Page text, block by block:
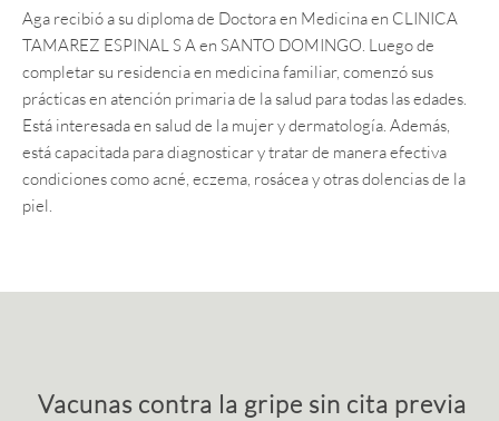
Aga recibió a su diploma de Doctora en Medicina en CLINICA
TAMAREZ ESPINAL S A en SANTO DOMINGO. Luego de
completar su residencia en medicina familiar, comenzó sus
prácticas en atención primaria de la salud para todas las edades.
Está interesada en salud de la mujer y dermatología. Además,
está capacitada para diagnosticar y tratar de manera efectiva
condiciones como acné, eczema, rosácea y otras dolencias de la
piel.
Vacunas contra la gripe sin cita previa